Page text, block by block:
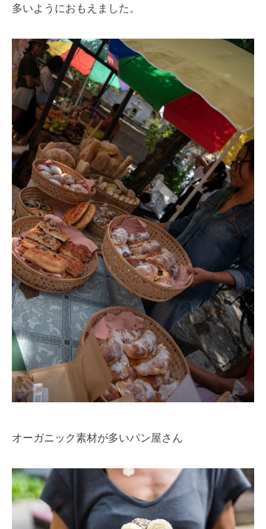
多いようにおもえました。
オーガニック素材が多いパン屋さん